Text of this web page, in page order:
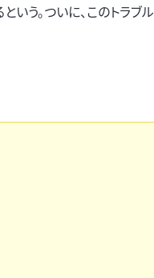
いう。ついに、このトラブ